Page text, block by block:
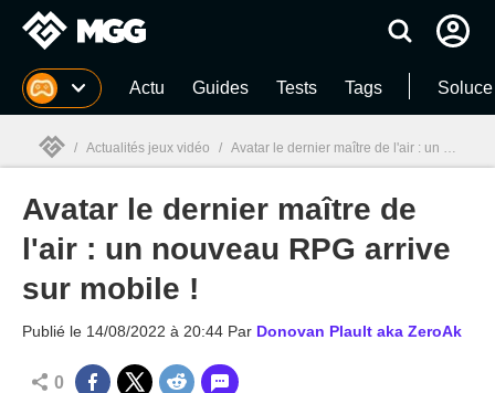
MGG Actu Guides Tests Tags
MGG
/ Actualités jeux vidéo / Avatar le dernier maître de l'air : un nouveau RPG arrive sur mobile !
Avatar le dernier maître de
l'air : un nouveau RPG arrive
sur mobile !
Publié le 14/08/2022 à 20:44 Par Donovan Plault aka ZeroAk
0